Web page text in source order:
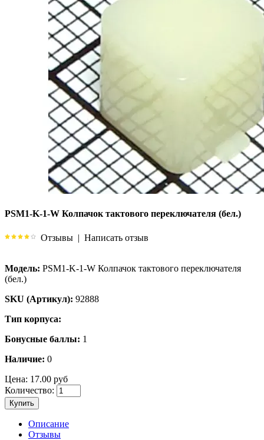
PSM1-K-1-W Колпачок тактового переключателя (бел.)
Отзывы | Написать отзыв
Модель: PSM1-K-1-W Колпачок тактового переключателя
(бел.)
SKU (Артикул): 92888
Тип корпуса:
Бонусные баллы: 1
Наличие: 0
Цена: 17.00 руб
Количество:
Купить
Описание
Отзывы